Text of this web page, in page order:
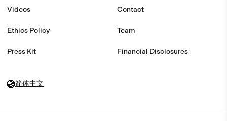
Videos
Ethics Policy
Press Kit
Contact
Team
Financial Disclosures
简体中文